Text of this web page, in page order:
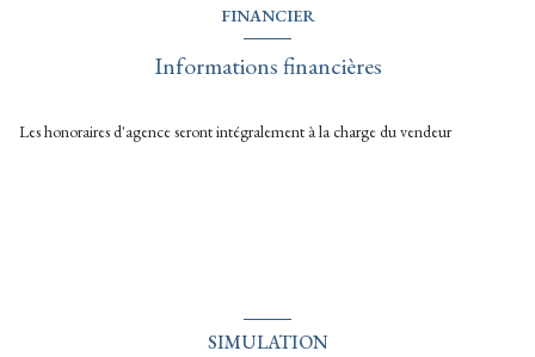
FINANCIER
Informations financières
Les honoraires d'agence seront intégralement à la charge du vendeur
SIMULATION